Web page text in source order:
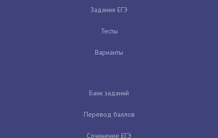
Задания ЕГЭ
Тесты
Варианты
Банк заданий
Перевод баллов
Сочинение ЕГЭ